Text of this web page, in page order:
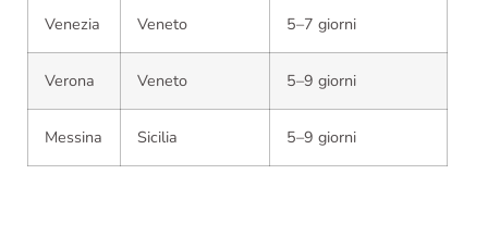
Venezia Veneto 5–7 giorni
Verona Veneto 5–9 giorni
Messina Sicilia 5–9 giorni